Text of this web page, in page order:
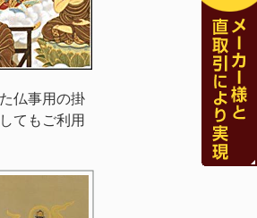
仏事用の掛
てもご利用